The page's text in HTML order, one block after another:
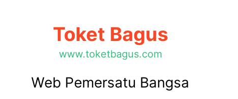
Toket Bagus
www.toketbagus.com
Web Pemersatu Bangsa